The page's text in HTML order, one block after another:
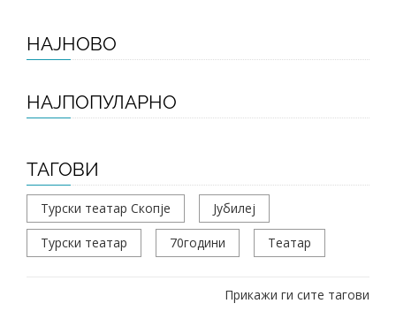
НАЈНОВО
НАЈПОПУЛАРНО
ТАГОВИ
Турски театар Скопје Јубилеј
Турски театар 70години Театар
Прикажи ги сите тагови